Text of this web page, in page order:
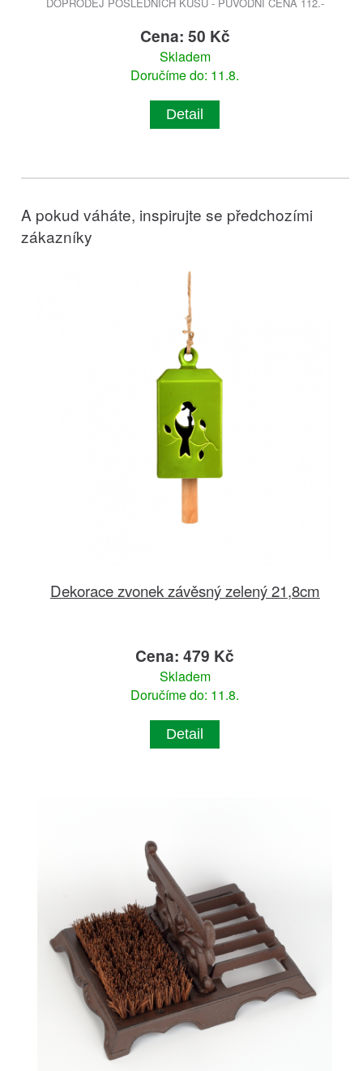
Cena: 50 Kč
Skladem
Doručíme do: 11.8.
Detail
A pokud váháte, inspirujte se předchozími
zákazníky
Dekorace zvonek závěsný zelený 21,8cm
Cena: 479 Kč
Skladem
Doručíme do: 11.8.
Detail